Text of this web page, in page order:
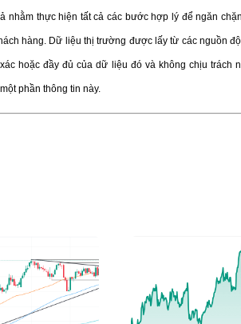
nhằm thực hiện tất cả các bước hợp lý để ngăn
hàng. Dữ liệu thị trường được lấy từ các nguồn
hoặc đầy đủ của dữ liệu đó và không chịu trách
phần thông tin này.